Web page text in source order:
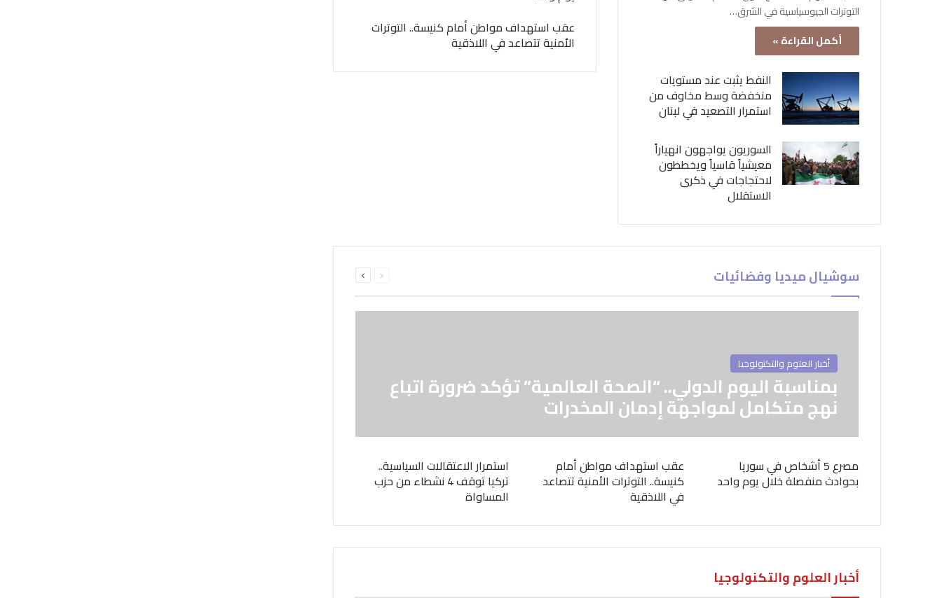
التوترات الجيوسياسية في الشرق…
أكمل القراءة »
النفط يثبت عند مستويات
منخفضة وسط مخاوف من
استمرار التصعيد في لبنان
السوريون يواجهون انهياراً
معيشياً قاسياً ويخططون
لاحتجاجات في ذكرى
الاستقلال
عقب استهداف مواطن أمام كنيسة.. التوترات
الأمنية تتصاعد في اللاذقية
سوشيال ميديا وفضائيات الصفحةالصفحة
أخبار العلوم والتكنولوجيا
بمناسبة اليوم الدولي.. “الصحة العالمية” تؤكد ضرورة اتباع
نهج متكامل لمواجهة إدمان المخدرات
مصرع 5 أشخاص في سوريا
بحوادث منفصلة خلال يوم واحد
عقب استهداف مواطن أمام
كنيسة.. التوترات الأمنية تتصاعد
في اللاذقية
استمرار الاعتقالات السياسية..
تركيا توقف 4 نشطاء من حزب
المساواة
أخبار العلوم والتكنولوجيا